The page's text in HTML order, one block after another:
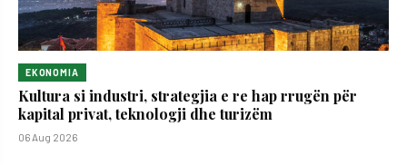
EKONOMIA
Kultura si industri, strategjia e re hap rrugën për
kapital privat, teknologji dhe turizëm
06 Aug 2026